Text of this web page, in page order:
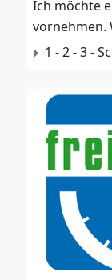
Ich möchte
vornehmen.
1 - 2 - 3 -